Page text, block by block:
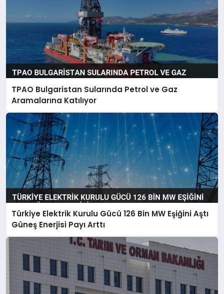
TPAO Bulgaristan Sularında Petrol ve Gaz
Aramalarına Katılıyor
Türkiye Elektrik Kurulu Gücü 126 Bin MW Eşiğini Aştı
Güneş Enerjisi Payı Arttı